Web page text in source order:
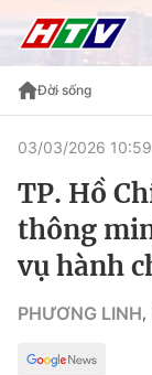
Đời sống
03/03/2026 10:59
TP. Hồ
thông
vụ hành
PHƯƠNG LINH,